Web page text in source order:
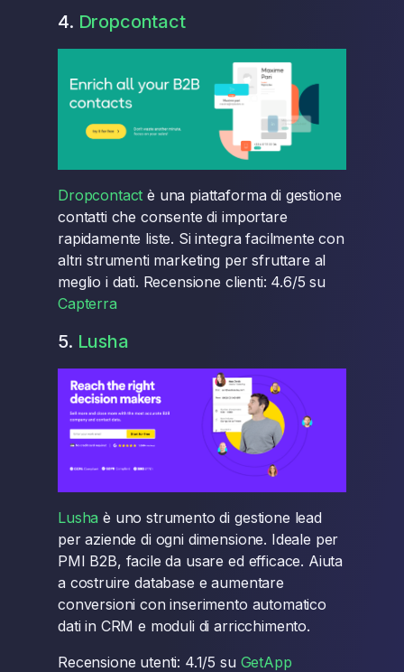
4. Dropcontact
Dropcontact è una piattaforma di gestione
contatti che consente di importare
rapidamente liste. Si integra facilmente con
altri strumenti marketing per sfruttare al
meglio i dati. Recensione clienti: 4.6/5 su
Capterra
5. Lusha
Lusha è uno strumento di gestione lead
per aziende di ogni dimensione. Ideale per
PMI B2B, facile da usare ed efficace. Aiuta
a costruire database e aumentare
conversioni con inserimento automatico
dati in CRM e moduli di arricchimento.
Recensione utenti: 4.1/5 su GetApp